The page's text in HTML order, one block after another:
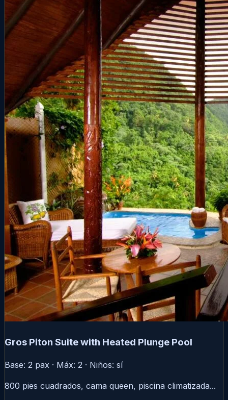
Gros Piton Suite with Heated Plunge Pool
Base: 2 pax · Máx: 2 · Niños: sí
800 pies cuadrados, cama queen, piscina climatizada...